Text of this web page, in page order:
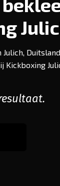
Kickboxing